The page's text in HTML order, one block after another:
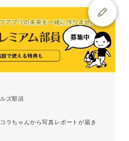
ズ那須
ラちゃんから写真レポートが届き